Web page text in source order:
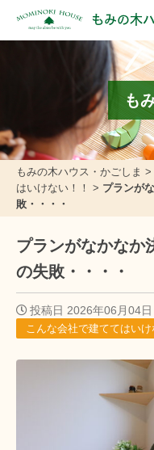
もみの木
も
もみの木ハウス・かごしま >
はいけない！！ > プランが
敗・・・・
プランがなかなか
の失敗・・・・
投稿日 2026年06月04日
こんな会社で建ててはいけ